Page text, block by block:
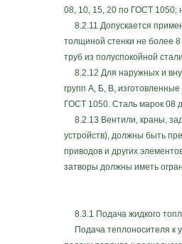
08, 10, 15, 20 по ГОСТ 1050;
8.2.11 Допускается
толщиной стенки не более
труб из полуспокойной
8.2.12 Для наружных и
групп А, Б, В,
ГОСТ 1050. Сталь марок 08
8.2.13 Вентили, краны,
устройств), должны быть
приводов и других
затворы должны иметь
8.3.1 Подача жидкого
Подача теплоносителя к